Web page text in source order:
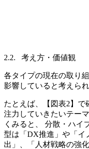
2.2. 考え方・価値観
各タイプの現在の取り
影響していると考えられ
たとえば、【図表2】で
注力していきたいテー
くみると、 分散・ハ
型は「DX推進」や「イ
出」、「人材戦略の強